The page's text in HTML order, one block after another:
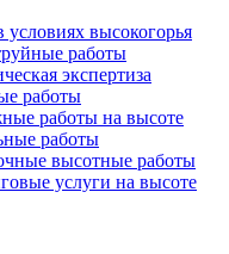
условиях высокогорья
работы
экспертиза
работы
работы на высоте
работы
высотные работы
услуги на высоте